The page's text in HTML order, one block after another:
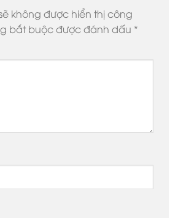
không được hiển thị công
bắt buộc được đánh dấu *